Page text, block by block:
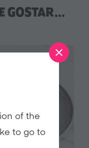
GOSTAR...
of the
to go to